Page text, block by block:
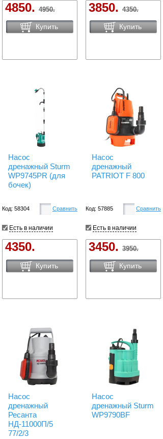
4850. 4950.
Купить
3850. 4350.
Купить
Насос
дренажный Sturm
WP9745PR (для
бочек)
Код: 58304 Сравнить
Есть в наличии
4350.
Купить
Насос
дренажный
PATRIOT F 800
Код: 57885 Сравнить
Есть в наличии
3450. 3950.
Купить
Насос
дренажный
Ресанта
НД-11000П/5
77/2/3
Насос
дренажный Sturm
WP9790BF